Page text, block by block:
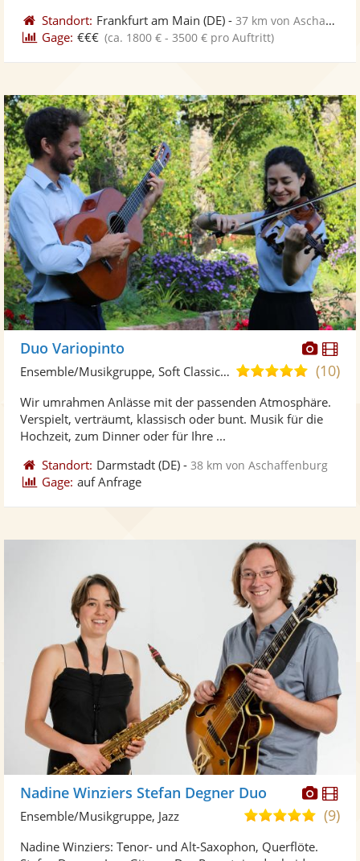
Standort: Frankfurt am Main (DE) -37 km von Aschaffenburg
Gage: €€€ (ca. 1800 € - 3500 € pro Auftritt)
Fotos
Duo Variopinto
5,0
5
(10)
Ensemble/Musikgruppe, Soft Classic-Duo
Wir umrahmen Anlässe mit der passenden Atmosphäre.
Verspielt, verträumt, klassisch oder bunt. Musik für die
Hochzeit, zum Dinner oder für Ihre ...
Standort: Darmstadt (DE) -38 km von Aschaffenburg
Gage: auf Anfrage
Nadine Winziers Stefan Degner Duo
5,0
5
(9)
Ensemble/Musikgruppe, Jazz
Nadine Winziers: Tenor- und Alt-Saxophon, Querflöte.